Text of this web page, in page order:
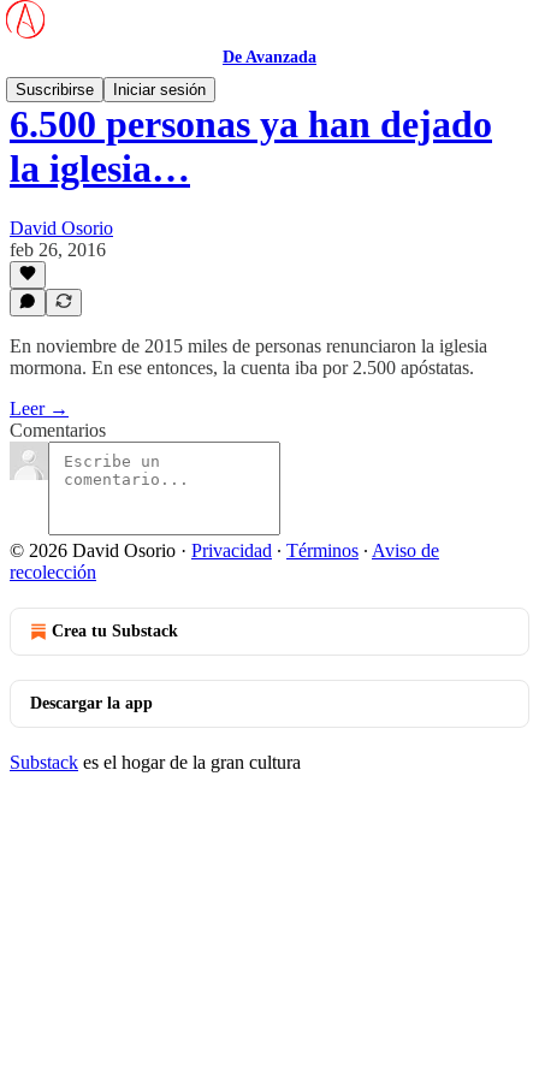
De Avanzada
Suscribirse
Iniciar sesión
6.500 personas ya han dejado
la iglesia…
David Osorio
feb 26, 2016
En noviembre de 2015 miles de personas renunciaron la iglesia
mormona. En ese entonces, la cuenta iba por 2.500 apóstatas.
Leer →
Comentarios
© 2026 David Osorio · Privacidad ∙ Términos ∙ Aviso de
recolección
Crea tu Substack
Descargar la app
Substack es el hogar de la gran cultura